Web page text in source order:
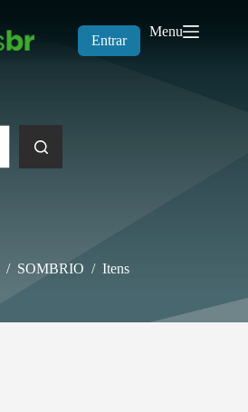
Entrar
Menu
/ SOMBRIO / Itens